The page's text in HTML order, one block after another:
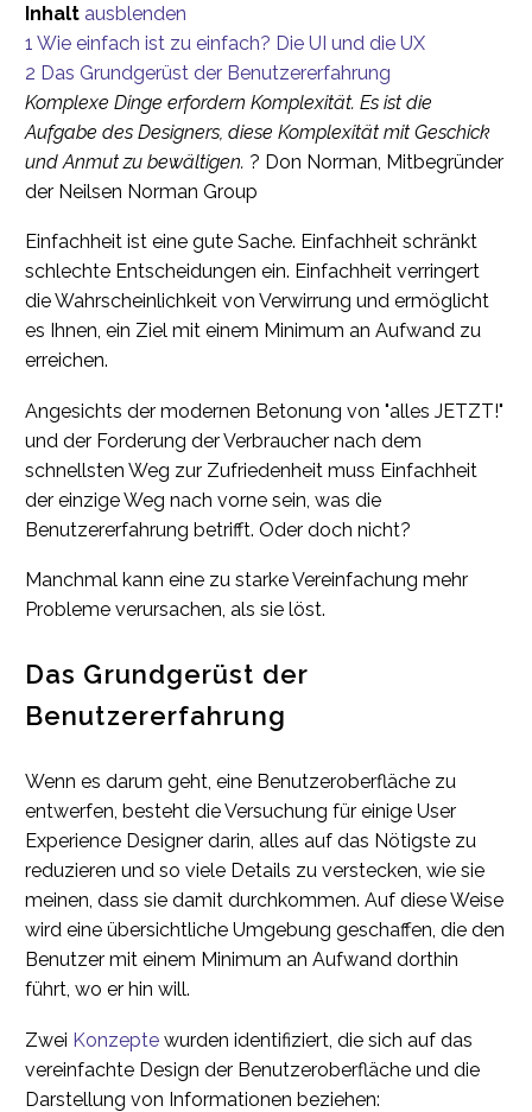
Inhalt ausblenden
1 Wie einfach ist zu einfach? Die UI und die UX
2 Das Grundgerüst der Benutzererfahrung
Komplexe Dinge erfordern Komplexität. Es ist die
Aufgabe des Designers, diese Komplexität mit Geschick
und Anmut zu bewältigen. ? Don Norman, Mitbegründer
der Neilsen Norman Group
Einfachheit ist eine gute Sache. Einfachheit schränkt
schlechte Entscheidungen ein. Einfachheit verringert
die Wahrscheinlichkeit von Verwirrung und ermöglicht
es Ihnen, ein Ziel mit einem Minimum an Aufwand zu
erreichen.
Angesichts der modernen Betonung von "alles JETZT!"
und der Forderung der Verbraucher nach dem
schnellsten Weg zur Zufriedenheit muss Einfachheit
der einzige Weg nach vorne sein, was die
Benutzererfahrung betrifft. Oder doch nicht?
Manchmal kann eine zu starke Vereinfachung mehr
Probleme verursachen, als sie löst.
Das Grundgerüst der
Benutzererfahrung
Wenn es darum geht, eine Benutzeroberfläche zu
entwerfen, besteht die Versuchung für einige User
Experience Designer darin, alles auf das Nötigste zu
reduzieren und so viele Details zu verstecken, wie sie
meinen, dass sie damit durchkommen. Auf diese Weise
wird eine übersichtliche Umgebung geschaffen, die den
Benutzer mit einem Minimum an Aufwand dorthin
führt, wo er hin will.
Zwei Konzepte wurden identifiziert, die sich auf das
vereinfachte Design der Benutzeroberfläche und die
Darstellung von Informationen beziehen: